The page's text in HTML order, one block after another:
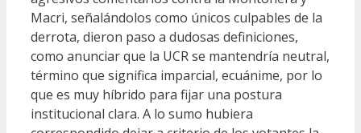
Macri, señalándolos como únicos culpables de la
derrota, dieron paso a dudosas definiciones,
como anunciar que la UCR se mantendría neutral,
término que significa imparcial, ecuánime, por lo
que es muy híbrido para fijar una postura
institucional clara. A lo sumo hubiera